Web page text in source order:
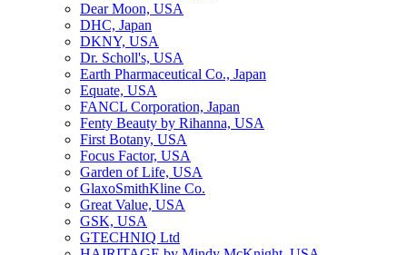
Dear Moon, USA
DHC, Japan
DKNY, USA
Dr. Scholl's, USA
Earth Pharmaceutical Co., Japan
Equate, USA
FANCL Corporation, Japan
Fenty Beauty by Rihanna, USA
First Botany, USA
Focus Factor, USA
Garden of Life, USA
GlaxoSmithKline Co.
Great Value, USA
GSK, USA
GTECHNIQ Ltd